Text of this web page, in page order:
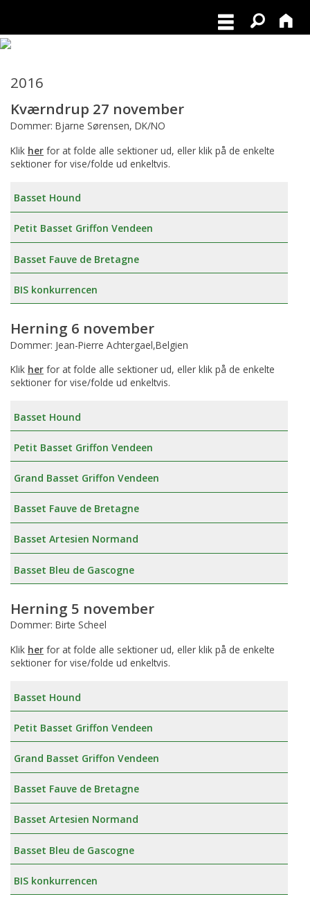
2016
Kværndrup 27 november
Dommer: Bjarne Sørensen, DK/NO
Klik her for at folde alle sektioner ud, eller klik på de enkelte
sektioner for vise/folde ud enkeltvis.
Basset Hound
Petit Basset Griffon Vendeen
Basset Fauve de Bretagne
BIS konkurrencen
Herning 6 november
Dommer: Jean-Pierre Achtergael,Belgien
Klik her for at folde alle sektioner ud, eller klik på de enkelte
sektioner for vise/folde ud enkeltvis.
Basset Hound
Petit Basset Griffon Vendeen
Grand Basset Griffon Vendeen
Basset Fauve de Bretagne
Basset Artesien Normand
Basset Bleu de Gascogne
Herning 5 november
Dommer: Birte Scheel
Klik her for at folde alle sektioner ud, eller klik på de enkelte
sektioner for vise/folde ud enkeltvis.
Basset Hound
Petit Basset Griffon Vendeen
Grand Basset Griffon Vendeen
Basset Fauve de Bretagne
Basset Artesien Normand
Basset Bleu de Gascogne
BIS konkurrencen